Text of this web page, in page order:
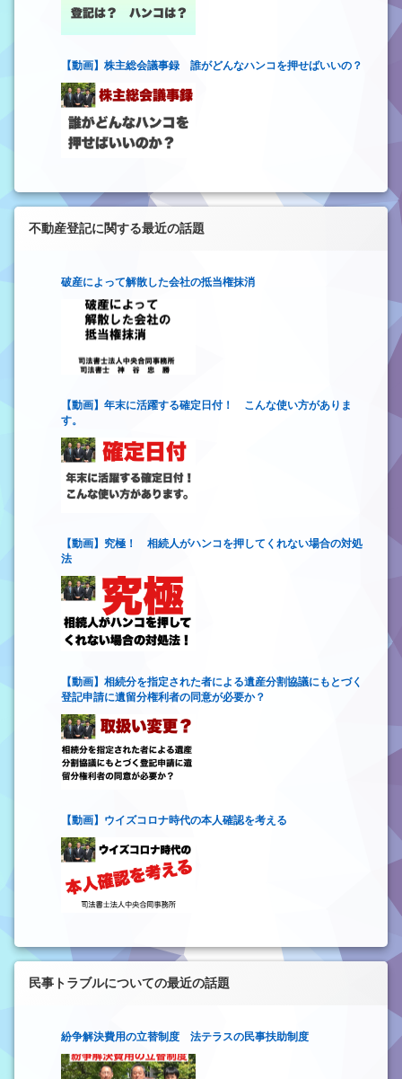
【動画】株主総会議事録 誰がどんなハンコを押せばいいの？
不動産登記に関する最近の話題
破産によって解散した会社の抵当権抹消
【動画】年末に活躍する確定日付！ こんな使い方がありま
す。
【動画】究極！ 相続人がハンコを押してくれない場合の対処
法
【動画】相続分を指定された者による遺産分割協議にもとづく
登記申請に遺留分権利者の同意が必要か？
【動画】ウイズコロナ時代の本人確認を考える
民事トラブルについての最近の話題
紛争解決費用の立替制度 法テラスの民事扶助制度